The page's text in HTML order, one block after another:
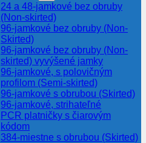
24 a 48-jamkové bez obruby
(Non-skirted)
96-jamkové bez obruby (Non-
Skirted)
96-jamkové bez obruby (Non-
skirted) vyvýšené jamky
96-jamkové, s polovičným
profilom (Semi-skirted)
96-jamkové s obrubou (Skirted)
96-jamkové, strihateľné
PCR platničky s čiarovým
kódom
384-miestne s obrubou (Skirted)